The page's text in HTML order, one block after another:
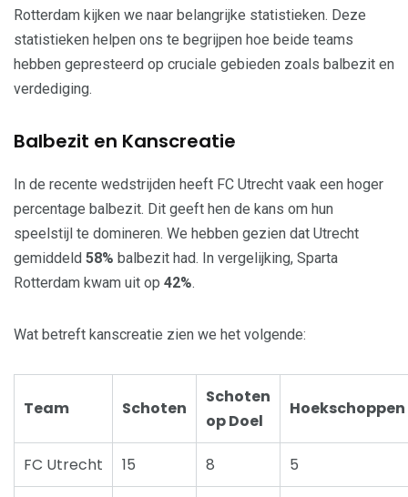
Rotterdam kijken we naar belangrijke statistieken. Deze
statistieken helpen ons te begrijpen hoe beide teams
hebben gepresteerd op cruciale gebieden zoals balbezit en
verdediging.
Balbezit en Kanscreatie
In de recente wedstrijden heeft FC Utrecht vaak een hoger
percentage balbezit. Dit geeft hen de kans om hun
speelstijl te domineren. We hebben gezien dat Utrecht
gemiddeld 58% balbezit had. In vergelijking, Sparta
Rotterdam kwam uit op 42%.
Wat betreft kanscreatie zien we het volgende:
Team Schoten
Schoten
op Doel
Hoekschoppen
FC Utrecht 15 8 5